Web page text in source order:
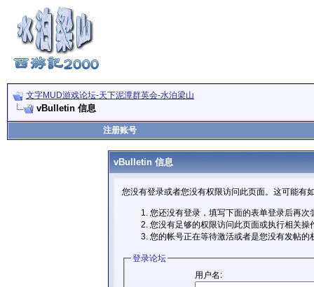
文字MUD游戏论坛-天下泥潭群英会-水泊梁山
vBulletin 信息
注册账号
vBulletin 信息
您没有登录或者您没有权限访问此页面。这可能有
您还没有登录，填写下面的表单登录后再次
您没有足够的权限访问此页面或执行相关操
您的帐号正在等待激活或者是您没有发帖的
登录论坛
用户名: